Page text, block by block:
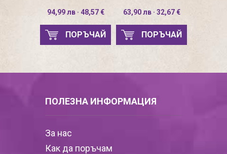
94,99 лв · 48,57 €
ПОРЪЧАЙ
63,90 лв · 32,67 €
ПОРЪЧАЙ
ПОЛЕЗНА ИНФОРМАЦИЯ
За нас
Как да поръчам